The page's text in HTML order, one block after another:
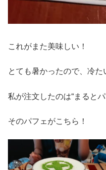
これがまた美味しい！
とても暑かったので、冷
私が注文したのは“まるとパ
そのパフェがこちら！